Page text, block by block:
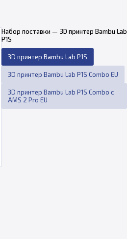
Набор поставки — 3D принтер Bambu Lab
P1S
3D принтер Bambu Lab P1S
3D принтер Bambu Lab P1S Combo EU
3D принтер Bambu Lab P1S Combo c
AMS 2 Pro EU